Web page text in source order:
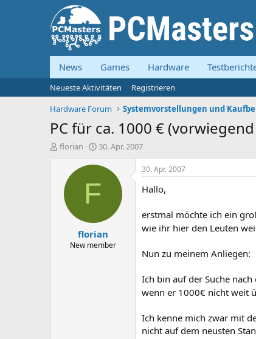
News Games Hardware
Neueste Aktivitäten
Registrieren
Hardware Forum
PC für ca. 1000 €
E
florian
E
s
e
t
a
m
30. Apr. 2007
F
florian
New member
30. Apr. 2007
Hallo,
erstmal möchte ich ein
wie ihr hier den Leuten
Nun zu meinem Anliegen:
Ich bin auf der Suche
wenn er 1000€ nicht weit
Ich kenne mich zwar mit
nicht auf dem neusten